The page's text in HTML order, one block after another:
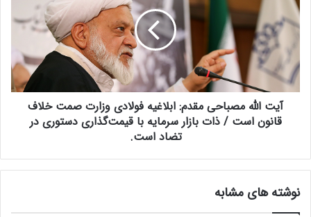
د
م
ب
و
د
۰
د
ت
ا
ل
ه
م
ص
م
د
آیت الله مصباحی مقدم: ابلاغیه فولادی وزارت صمت خلاف
قانون است / ذات بازار سرمایه با قیمت‌گذاری دستوری در
تضاد است.
نوشته های مشابه